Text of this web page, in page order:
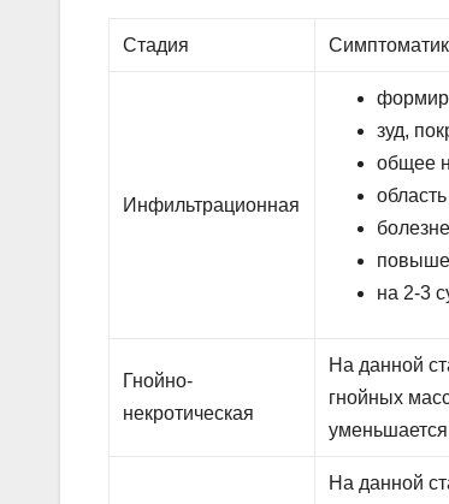
Стадия
Инфильтрационная
зуд,
общее
на 2-3
Гнойно-
некротическая
На данной
гнойных
На данной